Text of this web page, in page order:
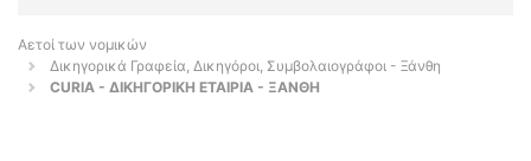
Αετοί των νομικών
Δικηγορικά Γραφεία, Δικηγόροι, Συμβολαιογράφοι - Ξάνθη
CURIA - ΔΙΚΗΓΟΡΙΚΗ ΕΤΑΙΡΙΑ - ΞΑΝΘΗ